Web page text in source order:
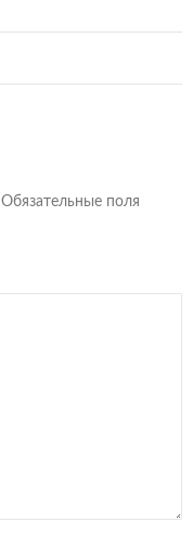
Обязательные поля